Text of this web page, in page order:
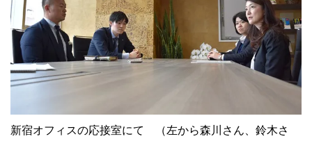
新宿オフィスの応接室にて （左から森川さん、鈴木さ